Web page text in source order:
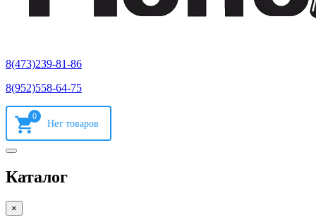
8(473)239-81-86
8(952)558-64-75
0
Каталог
×